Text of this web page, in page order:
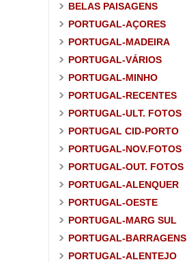
BELAS PAISAGENS
PORTUGAL-AÇORES
PORTUGAL-MADEIRA
PORTUGAL-VÁRIOS
PORTUGAL-MINHO
PORTUGAL-RECENTES
PORTUGAL-ULT. FOTOS
PORTUGAL CID-PORTO
PORTUGAL-NOV.FOTOS
PORTUGAL-OUT. FOTOS
PORTUGAL-ALENQUER
PORTUGAL-OESTE
PORTUGAL-MARG SUL
PORTUGAL-BARRAGENS
PORTUGAL-ALENTEJO